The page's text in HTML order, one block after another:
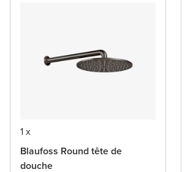
1 x
Blaufoss Round tête de
douche